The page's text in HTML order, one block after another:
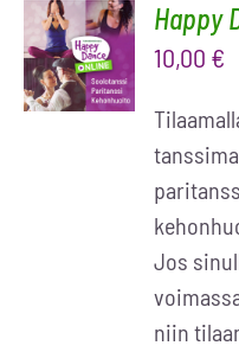
LISÄÄ
OSTOSKORIIN
/
LISÄTIEDOT
Happy
10,00 €
Jos
niin